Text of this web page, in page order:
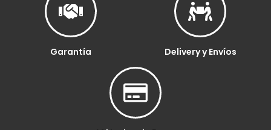
Garantía Delivery y Envíos